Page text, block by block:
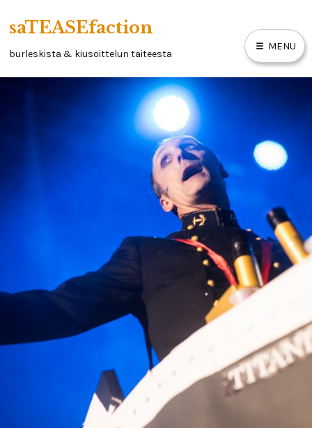
content
saTEASEfaction
burleskista & kiusoittelun taiteesta
MENU